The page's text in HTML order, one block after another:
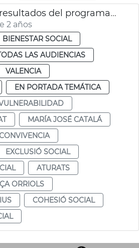
Presentación resultados del programa Inter Orriols
2 años
BIENESTAR SOCIAL
LAS AUDIENCIAS
VALENCIA
EN PORTADA TEMÁTICA
MARÍA JOSÉ CATALÁ
EXCLUSIÓ SOCIAL
ATURATS
ORRIOLS
COHESIÓ SOCIAL